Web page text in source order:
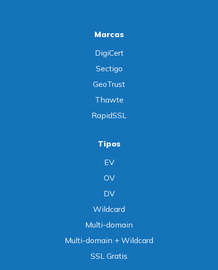
Marcas
DigiCert
Sectigo
GeoTrust
Thawte
RapidSSL
Tipos
EV
OV
DV
Wildcard
Multi-domain
Multi-domain + Wildcard
SSL Gratis